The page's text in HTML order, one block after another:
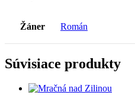
Žáner Román
Súvisiace produkty